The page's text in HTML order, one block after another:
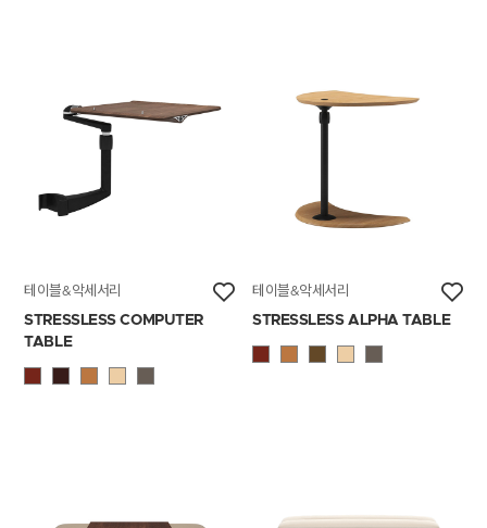
테이블&악세서리
STRESSLESS COMPUTER
TABLE
테이블&악세서리
STRESSLESS ALPHA TABLE